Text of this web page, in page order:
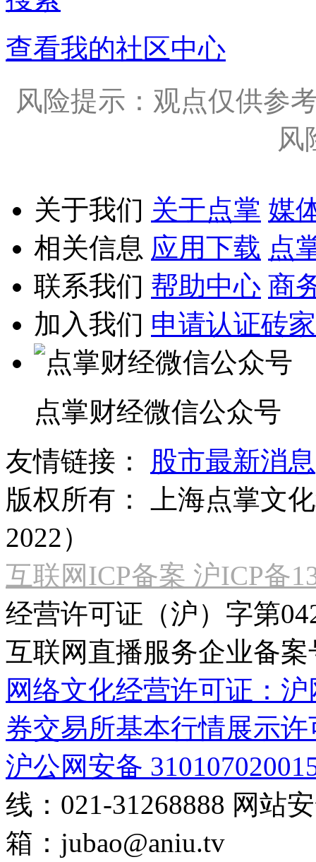
查看我的社区中心
风险提示：观点仅供参
风
关于我们 关于点掌 媒
相关信息 应用下载 点
联系我们 帮助中心 商
加入我们 申请认证砖家
点掌财经微信公众号
友情链接：
股市最新消息
版权所有：
上海点掌文
2022）
互联网ICP备案 沪ICP备
经营许可证（沪）字第
互联网直播服务企业备案
网络文化经营许可证：
券交易所基本行情展示许
沪公网安备
线：021-31268888 网站
箱： jubao@aniu.tv